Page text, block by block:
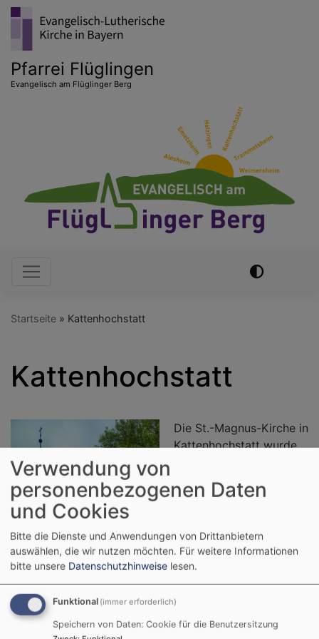
Direkt
Inhalt
Pfarrei Flüglingen
Evangelisch am Flüglinger Berg
Hauptnavigation
Startseite Kattenhochstatt
Kattenhochstatt
Die St.-Magnus-Kirche in
Kattenhochstatt wurde
Neugotik erbaut. Von
der Vorgängerkirche
Unterschoss des
Turmes. Dort ist heute
der Altarraum. Dieser
wird seit der
Renovierung im Jahr
in traditionellem Stil
Verwendung von
personenbezogenen Daten
und Cookies
Bitte die Dienste und Anwendungen von Drittanbietern
auswählen, die wir nutzen möchten. Für weitere Informationen
bitte unsere Datenschutzhinweise lesen.
Funktional (immer erforderlich)
Speichern von Daten: Cookie für die Benutzersitzung